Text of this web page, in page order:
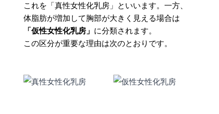
これを「真性女性化乳房」といいます。一方、
体脂肪が増加して胸部が大きく見える場合は
「仮性女性化乳房」 に分類されます。
この区分が重要な理由は次のとおりです。